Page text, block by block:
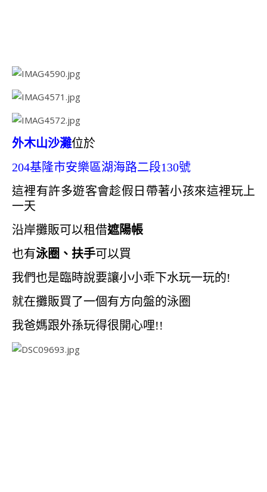
外木山沙灘位於
204基隆市安樂區湖海路二段130號
這裡有許多遊客會趁假日帶著小孩來這裡玩上
一天
沿岸攤販可以租借遮陽帳
也有泳圈、扶手可以買
我們也是臨時說要讓小小乖下水玩一玩的!
就在攤販買了一個有方向盤的泳圈
我爸媽跟外孫玩得很開心哩!!